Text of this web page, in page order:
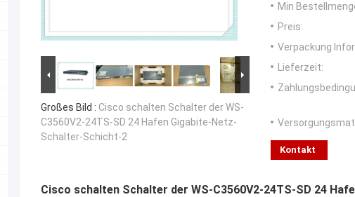
Großes Bild : Cisco schalten Schalter der WS-
C3560V2-24TS-SD 24 Hafen Gigabite-Netz-
Schalter-Schicht-2
Min
Preis:
Verpackung
Lieferzeit:
Kontakt
Cisco schalten Schalter der WS-C3560V2-24TS-SD 24